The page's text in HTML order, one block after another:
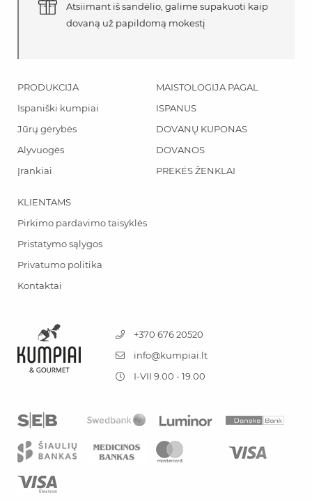
Atsiimant iš sandėlio, galime supakuoti kaip
dovaną už papildomą mokestį
PRODUKCIJA
Ispaniški kumpiai
Jūrų gėrybės
Alyvuogės
Įrankiai
MAISTOLOGIJA PAGAL
ISPANUS
DOVANŲ KUPONAS
DOVANOS
PREKĖS ŽENKLAI
KLIENTAMS
Pirkimo pardavimo taisyklės
Pristatymo sąlygos
Privatumo politika
Kontaktai
+370 676 20520
info@kumpiai.lt
I-VII 9.00 - 19.00